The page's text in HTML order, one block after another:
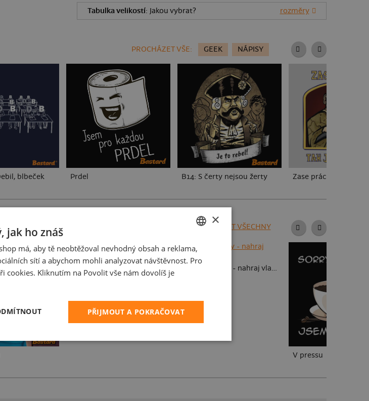
Tabulka velikostí: Jakou vybrat? rozměry
PROCHÁZET VŠE: GEEK NÁPISY
blbeček Prdel B14: S čerty nejsou žerty Zase práce?
ZOBRAZIT VŠECHNY
Karikatura z vlastní fotky
Dětské kresby - nahraj vlastní
V pressu
CZECH
SLOVAK
×
jak ho znáš
má, aby tě neobtěžoval nevhodný obsah a reklama,
sítí a abychom mohli analyzovat návštěvnost. Pro
cookies. Kliknutím na Povolit vše nám dovolíš je
PŘIJMOUT A POKRAČOVAT